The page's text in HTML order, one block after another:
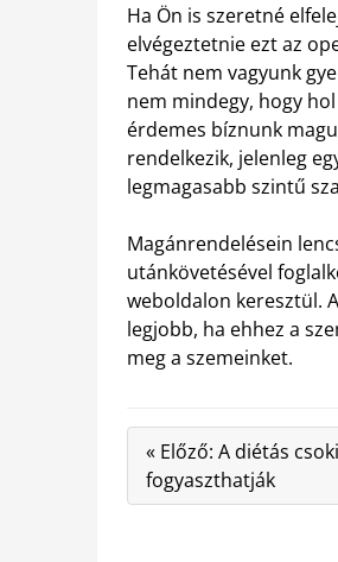
Ha Ön is szeretné
elvégeztetnie ezt az
Tehát nem vagyunk
nem mindegy, hogy
érdemes bíznunk
rendelkezik, jelenleg
legmagasabb szintű
Magánrendelésein
utánkövetésével
weboldalon keresztül.
legjobb, ha ehhez a
meg a szemeinket.
« Előző: A diétás
fogyaszthatják